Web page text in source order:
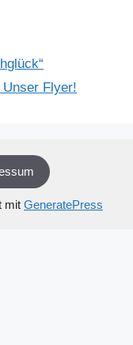
Flyer!
mit GeneratePress